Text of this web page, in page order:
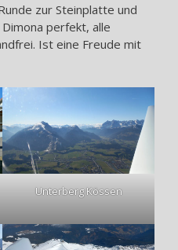
zur Steinplatte und
perfekt, alle
Ist eine Freude mit
Unterberg Kössen